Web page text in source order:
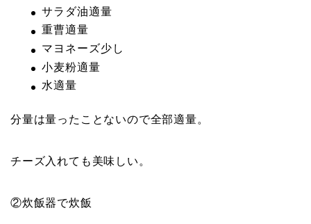
サラダ油適量
重曹適量
マヨネーズ少し
小麦粉適量
水適量
分量は量ったことないので全部適量。
チーズ入れても美味しい。
②炊飯器で炊飯